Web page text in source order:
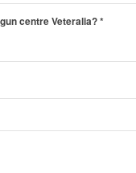
centre Veteralia?*